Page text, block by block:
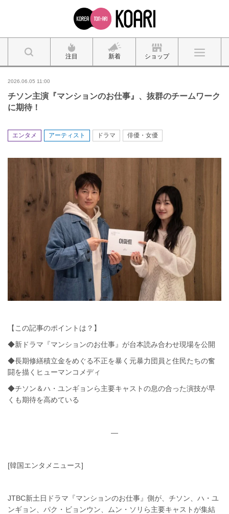
注目 新着 ショップ
2026.06.05 11:00
チソン主演『マンションのお仕事』、抜群のチームワーク
に期待！
エンタメ アーティスト ドラマ 俳優・女優
【この記事のポイントは？】
◆新ドラマ『マンションのお仕事』が台本読み合わせ現場を公開
◆長期修繕積立金をめぐる不正を暴く元暴力団員と住民たちの奮
闘を描くヒューマンコメディ
◆チソン＆ハ・ユンギョンら主要キャストの息の合った演技が早
くも期待を高めている
—
[韓国エンタメニュース]
JTBC新土日ドラマ『マンションのお仕事』側が、チソン、ハ・ユ
ンギョン、パク・ビョンウン、ムン・ソリら主要キャストが集結